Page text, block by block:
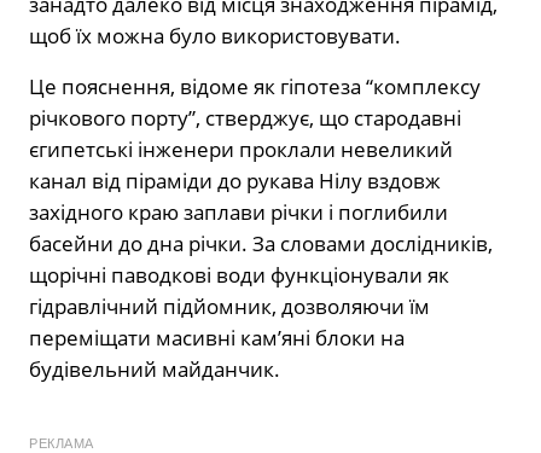
щоб їх можна було використовувати.
Це пояснення, відоме як гіпотеза “комплексу
річкового порту”, стверджує, що стародавні
єгипетські інженери проклали невеликий
канал від піраміди до рукава Нілу вздовж
західного краю заплави річки і поглибили
басейни до дна річки. За словами дослідників,
щорічні паводкові води функціонували як
гідравлічний підйомник, дозволяючи їм
переміщати масивні кам’яні блоки на
будівельний майданчик.
РЕКЛАМА